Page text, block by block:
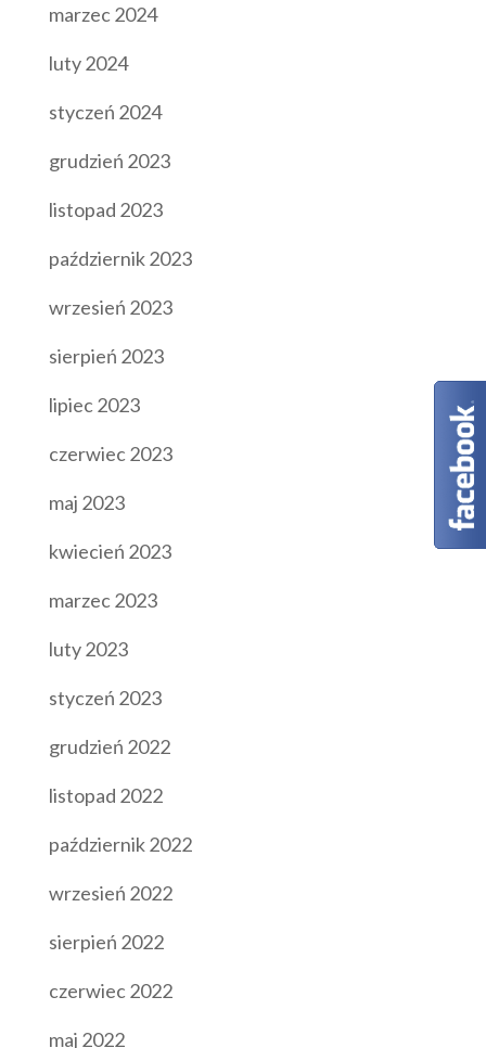
marzec 2024
luty 2024
styczeń 2024
grudzień 2023
listopad 2023
październik 2023
wrzesień 2023
sierpień 2023
lipiec 2023
czerwiec 2023
maj 2023
kwiecień 2023
marzec 2023
luty 2023
styczeń 2023
grudzień 2022
listopad 2022
październik 2022
wrzesień 2022
sierpień 2022
czerwiec 2022
maj 2022